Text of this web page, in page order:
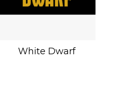
White Dwarf